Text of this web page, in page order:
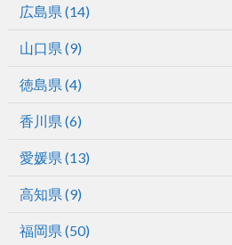
広島県 (14)
山口県 (9)
徳島県 (4)
香川県 (6)
愛媛県 (13)
高知県 (9)
福岡県 (50)